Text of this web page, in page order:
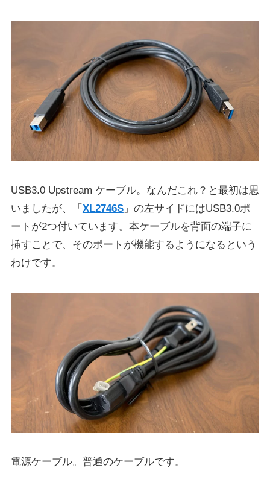
USB3.0 Upstream ケーブル。なんだこれ？と最初は思
いましたが、「 XL2746S」の左サイドにはUSB3.0ポ
ートが2つ付いています。本ケーブルを背面の端子に
挿すことで、そのポートが機能するようになるという
わけです。
電源ケーブル。普通のケーブルです。